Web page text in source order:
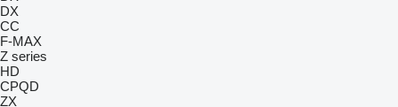
DX
CC
F-MAX
Z series
HD
CPQD
ZX